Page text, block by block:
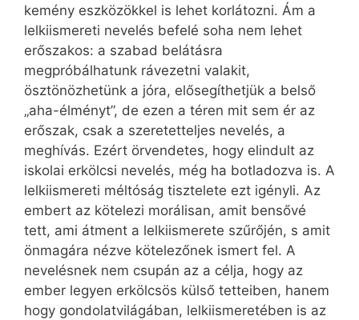
kemény eszközökkel is lehet korlátozni. Ám a
lelkiismereti nevelés befelé soha nem lehet
erőszakos: a szabad belátásra
megpróbálhatunk rávezetni valakit,
ösztönözhetünk a jóra, elősegíthetjük a belső
„aha-élményt”, de ezen a téren mit sem ér az
erőszak, csak a szeretetteljes nevelés, a
meghívás. Ezért örvendetes, hogy elindult az
iskolai erkölcsi nevelés, még ha botladozva is. A
lelkiismereti méltóság tisztelete ezt igényli. Az
embert az kötelezi morálisan, amit bensővé
tett, ami átment a lelkiismerete szűrőjén, s amit
önmagára nézve kötelezőnek ismert fel. A
nevelésnek nem csupán az a célja, hogy az
ember legyen erkölcsös külső tetteiben, hanem
hogy gondolatvilágában, lelkiismeretében is az